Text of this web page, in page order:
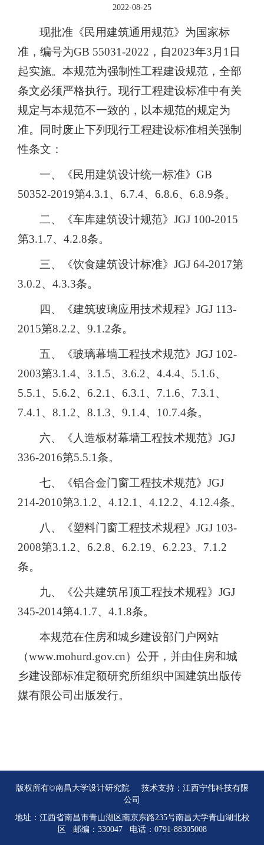
2022-08-25
现批准《民用建筑通用规范》为国家标
准，编号为GB 55031-2022，自2023年3月1日
起实施。本规范为强制性工程建设规范，全部
条文必须严格执行。现行工程建设标准中有关
规定与本规范不一致的，以本规范的规定为
准。同时废止下列现行工程建设标准相关强制
性条文：
一、《民用建筑设计统一标准》GB
50352-2019第4.3.1、6.7.4、6.8.6、6.8.9条。
二、《车库建筑设计规范》JGJ 100-2015
第3.1.7、4.2.8条。
三、《饮食建筑设计标准》JGJ 64-2017第
3.0.2、4.3.3条。
四、《建筑玻璃应用技术规程》JGJ 113-
2015第8.2.2、9.1.2条。
五、《玻璃幕墙工程技术规范》JGJ 102-
2003第3.1.4、3.1.5、3.6.2、4.4.4、5.1.6、
5.5.1、5.6.2、6.2.1、6.3.1、7.1.6、7.3.1、
7.4.1、8.1.2、8.1.3、9.1.4、10.7.4条。
六、《人造板材幕墙工程技术规范》JGJ
336-2016第5.5.1条。
七、《铝合金门窗工程技术规范》JGJ
214-2010第3.1.2、4.12.1、4.12.2、4.12.4条。
八、《塑料门窗工程技术规程》JGJ 103-
2008第3.1.2、6.2.8、6.2.19、6.2.23、7.1.2
条。
九、《公共建筑吊顶工程技术规程》JGJ
345-2014第4.1.7、4.1.8条。
本规范在住房和城乡建设部门户网站
（www.mohurd.gov.cn）公开，并由住房和城
乡建设部标准定额研究所组织中国建筑出版传
媒有限公司出版发行。
版权所有©南昌大学设计研究院 技术支持： 江西宁伟科技有限
公司
地址：江西省南昌市青山湖区南京东路235号南昌大学青山湖北校
区 邮编：330047 电话：0791-88305008